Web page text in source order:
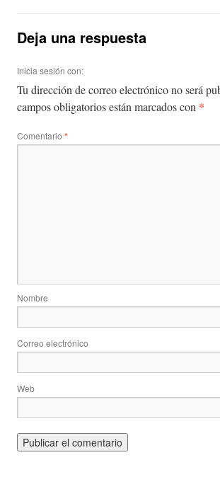
Deja una respuesta
Inicia sesión con:
Tu dirección de correo electrónico no será
campos obligatorios están marcados con *
Comentario *
Nombre
Correo electrónico
Web